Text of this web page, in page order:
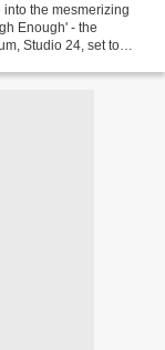
the mesmerizing
Enough' - the
Studio 24, set to